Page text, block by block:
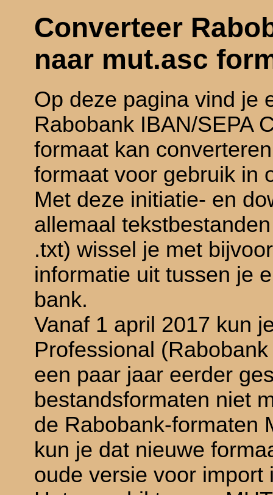
Converteer
naar mut.asc
Op deze pagina vind je
Rabobank IBAN/SEPA
formaat kan
formaat voor gebruik in
Met deze initiatie- en
allemaal
.txt) wissel je met
informatie uit tussen je
bank.
Vanaf 1 april 2017 kun
Professional
een paar jaar eerder
bestandsformaten niet
de Rabobank-formaten
kun je dat nieuwe
oude versie voor